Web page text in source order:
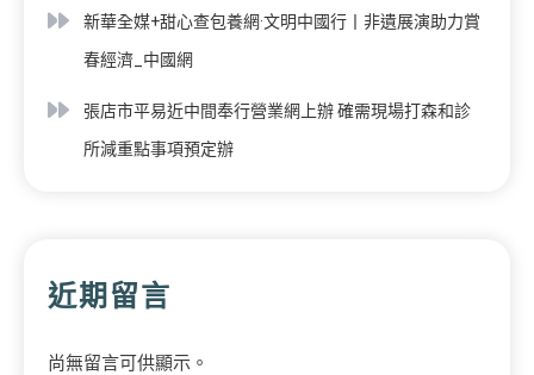
新華全媒+甜心查包養網·文明中國行丨非遺展演助力賞
春經濟_中國網
張店市平易近中間奉行營業網上辦 確需現場打森和診
所減重點事項預定辦
近期留言
尚無留言可供顯示。